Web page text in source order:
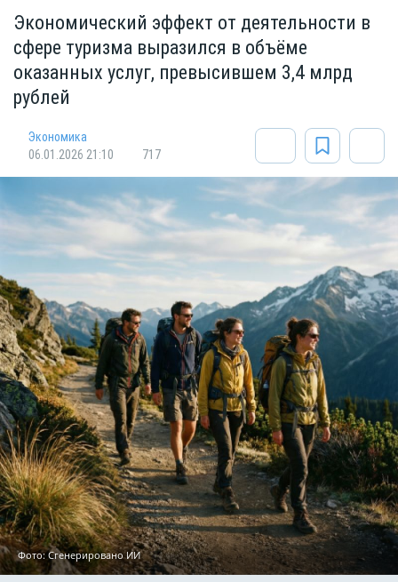
Экономический эффект от деятельности в
сфере туризма выразился в объёме
оказанных услуг, превысившем 3,4 млрд
рублей
Экономика
06.01.2026 21:10
717
Фото: Сгенерировано ИИ